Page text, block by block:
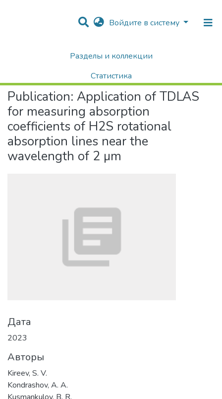
Войдите в систему
Разделы и коллекции
Статистика
Поиск
Научные публикации / Препринты
Publication: Application of TDLAS
for measuring absorption
coefficients of H2S rotational
absorption lines near the
wavelength of 2 µm
Дата
2023
Авторы
Kireev, S. V.
Kondrashov, A. A.